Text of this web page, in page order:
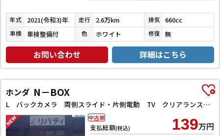
年式 2021(令和3)年 走行 2.6万km 排気 660cc
車検 車検整備付 色 ホワイト 修復 無
お問い合わせ 詳細はこちら
ホンダ N－BOX
L バックカメラ 両側スライド・片側電動 TV クリアランスソナー オートクルーズコントロール レーンアシスト 衝突被害軽減システム オートライト スマートキー アイドリングストップ 電動格納ミラー
支払総額(税込) 139万円
中古車